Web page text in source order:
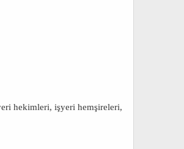
hekimleri, işyeri hemşireleri,